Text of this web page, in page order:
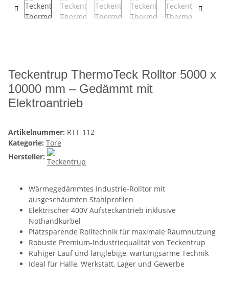
Teckentrup ThermoTeck Rolltor 5000 x
10000 mm – Gedämmt mit
Elektroantrieb
Artikelnummer: RTT-112
Kategorie: Tore
Hersteller:
Wärmegedämmtes Industrie-Rolltor mit
ausgeschäumten Stahlprofilen
Elektrischer 400V Aufsteckantrieb inklusive
Nothandkurbel
Platzsparende Rolltechnik für maximale Raumnutzung
Robuste Premium-Industriequalität von Teckentrup
Ruhiger Lauf und langlebige, wartungsarme Technik
Ideal für Halle, Werkstatt, Lager und Gewerbe